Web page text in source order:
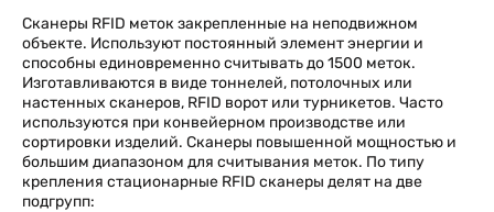
Сканеры RFID меток закрепленные на неподвижном
объекте. Используют постоянный элемент энергии и
способны единовременно считывать до 1500 меток.
Изготавливаются в виде тоннелей, потолочных или
настенных сканеров, RFID ворот или турникетов. Часто
используются при конвейерном производстве или
сортировки изделий. Сканеры повышенной мощностью и
большим диапазоном для считывания меток. По типу
крепления стационарные RFID сканеры делят на две
подгрупп: